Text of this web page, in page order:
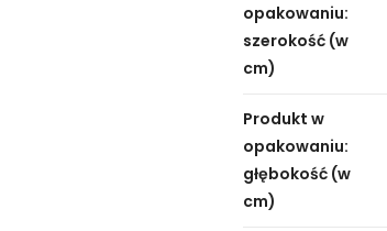
opakowaniu:
szerokość (w
cm)
Produkt w
opakowaniu:
głębokość (w
cm)